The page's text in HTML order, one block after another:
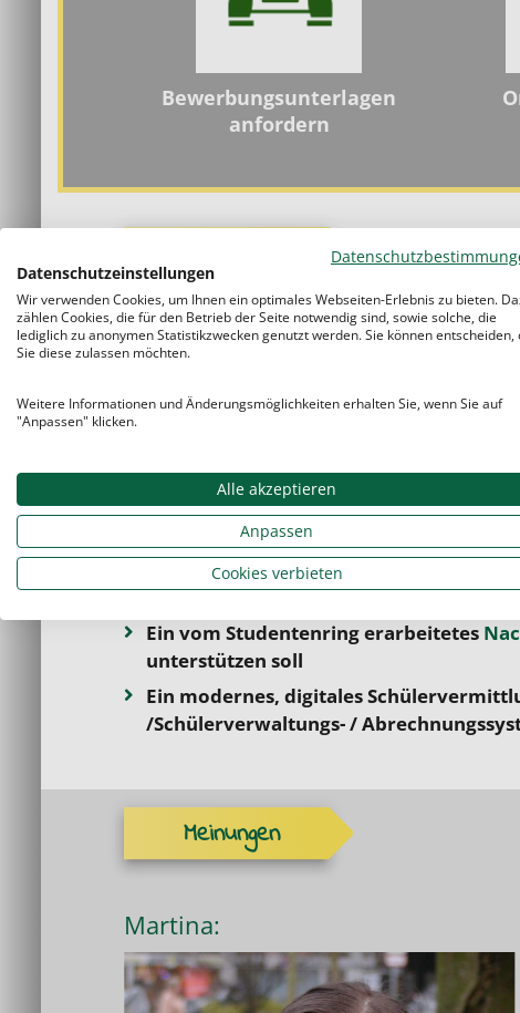
Bewerbungsunterlagen
anfordern
EntspannteEinzelnachhilfeanstatt
Gruppenunterricht
Sie wählen sich Ihre Schüler selbst aus
zur Schülerannahme
Schularten
Freie Zeiteinteilung, da
Kunden erfolgen
guteBezahlung mit stufenweiser
Fahrtkostenvergütung
Ein vom Studentenring erarbeitetes
unterstützen soll
Ein modernes, digitales
/Schülerverwaltungs- /
Meinungen
Martina:
Datenschutzeinstellungen
Wir verwenden Cookies, um Ihnen ein optimales Webseiten-Erlebnis zu bieten.
zählen Cookies, die für den Betrieb der Seite notwendig sind, sowie solche, die
lediglich zu anonymen Statistikzwecken genutzt werden. Sie können entscheiden,
Sie diese zulassen möchten.
Weitere Informationen und Änderungsmöglichkeiten erhalten Sie, wenn Sie auf
"Anpassen" klicken.
Alle akzeptieren
Anpassen
Cookies verbieten